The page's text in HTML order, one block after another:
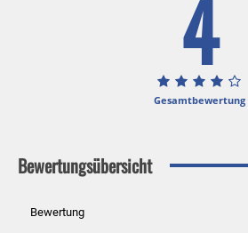
4
Gesamtbewertung
Bewertungsübersicht
Bewertung